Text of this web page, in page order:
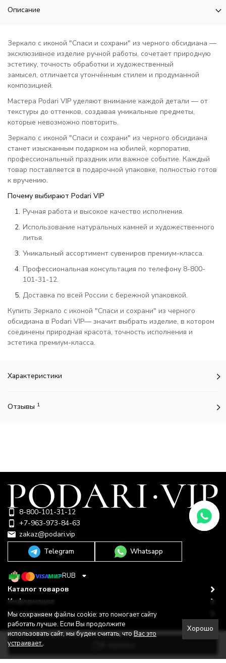
Описание
Зеркало с иконой "Спаси и сохрани" из черного обсидиана —
эксклюзивное изделие ручной работы, сочетает природную
эстетику, точность обработки и художественный
замысел, отличается утончённым стилем и продуманной
композицией.
Мастера Podari VIP уделяют внимание каждой детали — от
текстуры до оттенков, создавая уникальные предметы,
которые невозможно повторить.
Зеркало с иконой "Спаси и сохрани" из черного обсидиана
станет изысканным подарком на юбилей, корпоратив,
профессиональный праздник или важное событие. Каждый
товар поставляется в подарочной упаковке, полностью готов
к вручению.
Почему выбирают Podari VIP
Ручная работа и высокое качество исполнения.
Использование натуральных камней и художественного
литья.
Уникальный ассортимент сувениров премиум-класса.
Профессиональная консультация по телефону 8-800-
101-31-12.
Доставка по всей России с бережной упаковкой.
Купить Зеркало с иконой "Спаси и сохрани" из черного
обсидиана в Podari VIP— значит выбрать изделие, в котором
соединены природная красота, точность исполнения и
эстетика премиум-класса.
Характеристики
Отзывы 1
8-800-101-31-12
+7-963-973-84-63
zakaz@podari.vip
Telegram
Whatsapp
RUB
Каталог товаров
Информация
Покупателю
Политика персональных данных
© 2009-2026 ООО "Подари"
Разработано в bodysite.ru
Мы сохраняем файлы cookie: это помогает сайту
работать лучше. Если Вы продолжите
использовать сайт, мы будем считать, что Вас это
устраивает..
Хорошо